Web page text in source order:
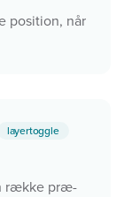
position, når
layertoggle
række præ-